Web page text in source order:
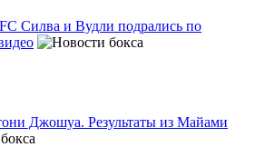
Силва и Вудли подрались по
Джошуа. Результаты из Майами